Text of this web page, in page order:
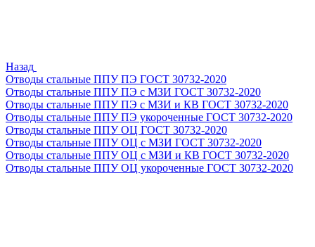
Назад
Отводы стальные ППУ ПЭ ГОСТ 30732-2020
Отводы стальные ППУ ПЭ с МЗИ ГОСТ 30732-2020
Отводы стальные ППУ ПЭ с МЗИ и КВ ГОСТ 30732-2020
Отводы стальные ППУ ПЭ укороченные ГОСТ 30732-2020
Отводы стальные ППУ ОЦ ГОСТ 30732-2020
Отводы стальные ППУ ОЦ с МЗИ ГОСТ 30732-2020
Отводы стальные ППУ ОЦ с МЗИ и КВ ГОСТ 30732-2020
Отводы стальные ППУ ОЦ укороченные ГОСТ 30732-2020